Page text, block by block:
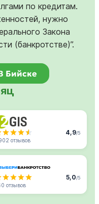
по кредитам.
нужно
Закона
(банкротстве)”.
Бийске
4,9/5
отзывов
5,0/5
отзывов